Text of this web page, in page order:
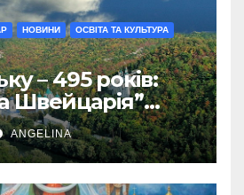
НОВИНИ ОСВІТА ТА КУЛЬТУРА
– 495 років:
Швейцарія”
міста
ANGELINA